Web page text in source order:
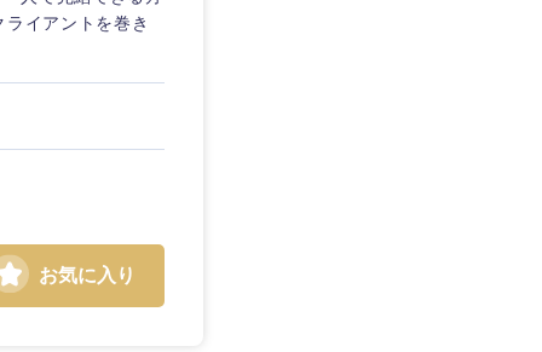
イアントを巻き
お気に入り